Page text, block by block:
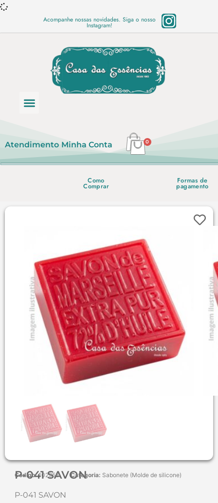
Acompanhe nossas novidades. Siga o nosso
Instagram!
Atendimento Minha Conta 0
Como
Comprar
Formas de
pagamento
P-041 SAVON
Código:102958 Categoria: Sabonete (Molde de silicone)
P-041 SAVON